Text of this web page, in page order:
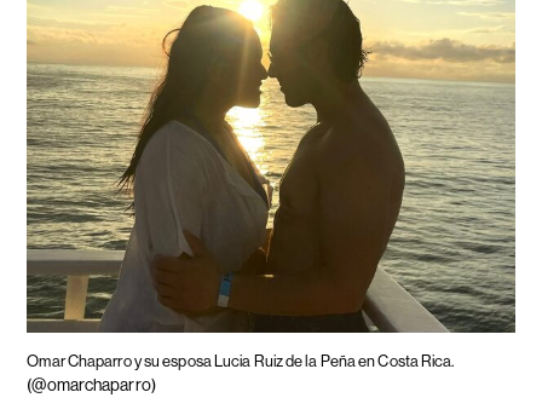
Omar Chaparro y su esposa Lucia Ruiz de la Peña en Costa Rica.
(@omarchaparro)